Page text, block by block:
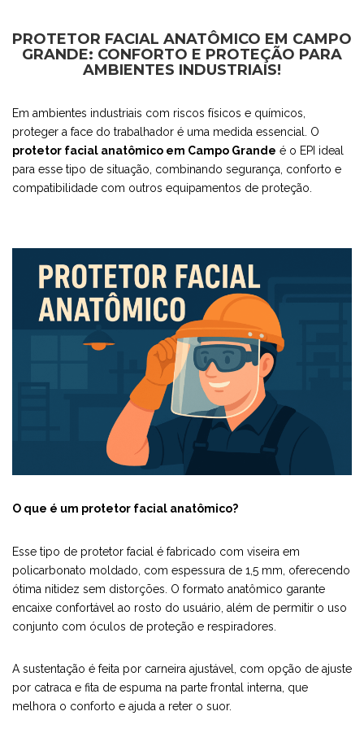
PROTETOR FACIAL ANATÔMICO EM CAMPO
GRANDE: CONFORTO E PROTEÇÃO PARA
AMBIENTES INDUSTRIAIS!
Em ambientes industriais com riscos físicos e químicos,
proteger a face do trabalhador é uma medida essencial. O
protetor facial anatômico em Campo Grande é o EPI ideal
para esse tipo de situação, combinando segurança, conforto e
compatibilidade com outros equipamentos de proteção.
O que é um protetor facial anatômico?
Esse tipo de protetor facial é fabricado com viseira em
policarbonato moldado, com espessura de 1,5 mm, oferecendo
ótima nitidez sem distorções. O formato anatômico garante
encaixe confortável ao rosto do usuário, além de permitir o uso
conjunto com óculos de proteção e respiradores.
A sustentação é feita por carneira ajustável, com opção de ajuste
por catraca e fita de espuma na parte frontal interna, que
melhora o conforto e ajuda a reter o suor.